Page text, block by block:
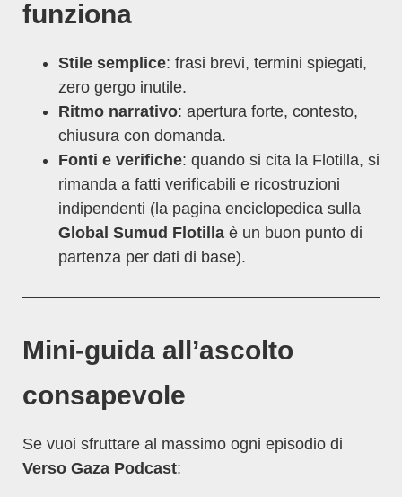
funziona
Stile semplice: frasi brevi, termini spiegati,
zero gergo inutile.
Ritmo narrativo: apertura forte, contesto,
chiusura con domanda.
Fonti e verifiche: quando si cita la Flotilla, si
rimanda a fatti verificabili e ricostruzioni
indipendenti (la pagina enciclopedica sulla
Global Sumud Flotilla è un buon punto di
partenza per dati di base).
Mini-guida all’ascolto
consapevole
Se vuoi sfruttare al massimo ogni episodio di
Verso Gaza Podcast: